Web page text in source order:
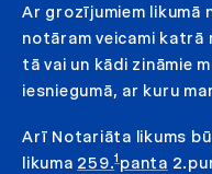
Ar grozījumiem likumā
notāram veicami
tā vai un kādi zināmie
iesniegumā, ar kuru
Arī Notariāta likums
likuma 259.1 panta